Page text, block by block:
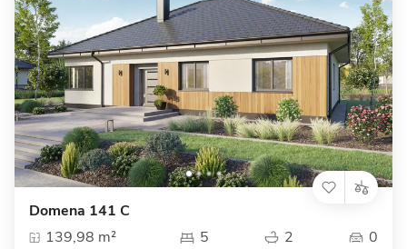
Domena 141 C
139,98 m²
5 2 0